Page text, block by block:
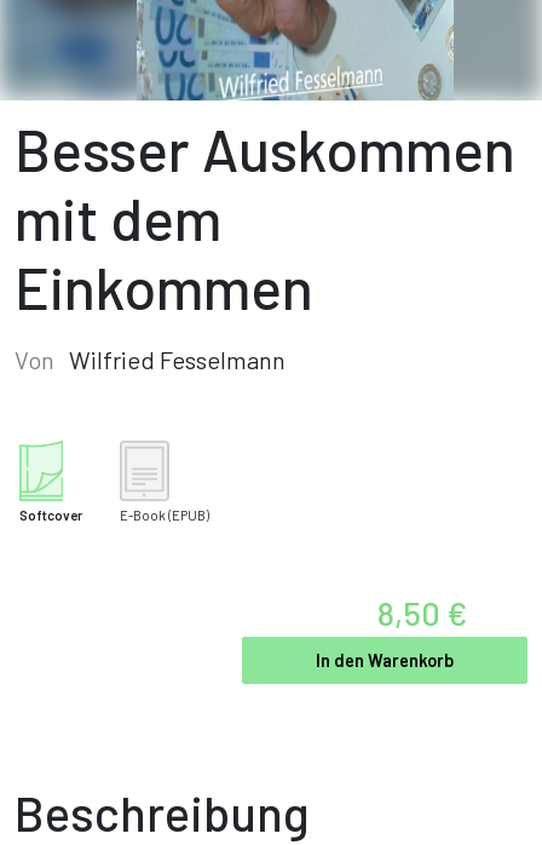
Besser Auskommen
mit dem
Einkommen
Von Wilfried Fesselmann
Softcover E-Book (EPUB)
8,50 €
In den Warenkorb
Beschreibung